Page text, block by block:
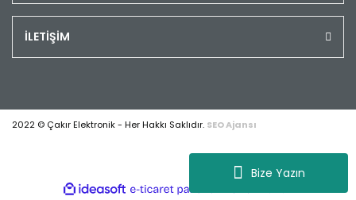
Bize Yazın
İLETİŞİM
2022 © Çakır Elektronik - Her Hakkı Saklıdır. SEO Ajansı
ideasoft